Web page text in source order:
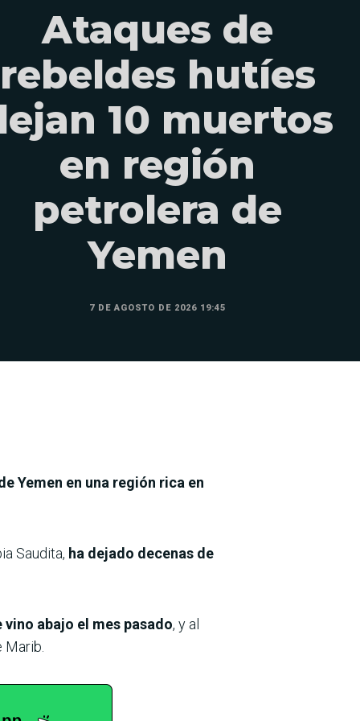
Ataques de
rebeldes hutíes
10 muertos
en región
petrolera de
Yemen
7 DE AGOSTO DE 2026 19:45
Yemen en una región rica en
Saudita, ha dejado decenas de
abajo el mes pasado, y al